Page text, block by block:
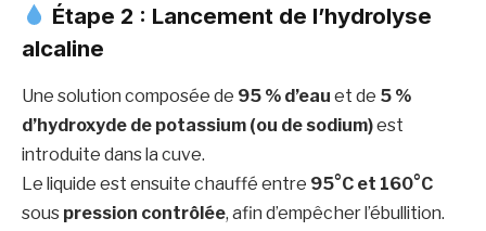
Étape 2 : Lancement de l’hydrolyse
alcaline
Une solution composée de 95 % d’eau et de 5 %
d’hydroxyde de potassium (ou de sodium)est
introduite dans la cuve.
Le liquide est ensuite chauffé entre 95°C et 160°C
sous pression contrôlée, afin d’empêcher l’ébullition.